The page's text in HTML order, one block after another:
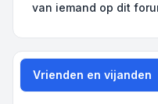
van iemand op dit
Vrienden en vijanden